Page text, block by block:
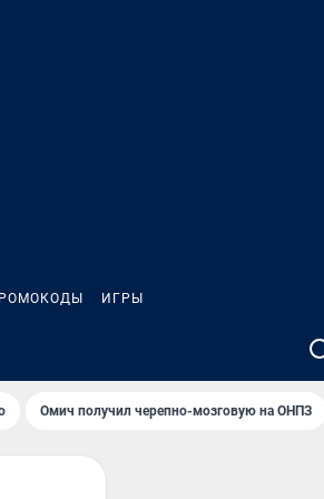
ИГРЫ
Омич получил черепно-мозговую на ОНПЗ